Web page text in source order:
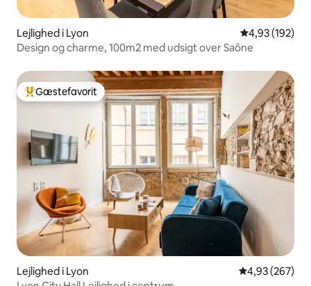
Lejlighed i Lyon 4,93 ud af 5 i
4,93 (192)
Design og charme, 100m2 med udsigt over Saône
Bedste gæstefavorit
Gæstefavorit
Lejlighed i Lyon 4,93 ud af 5 i
4,93 (267)